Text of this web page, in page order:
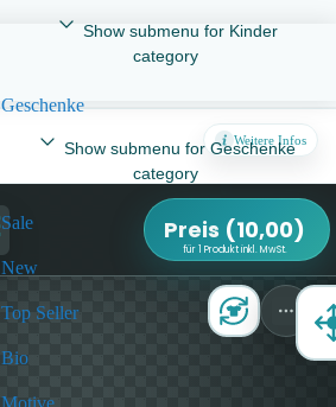
Show submenu for Kinder
category
Geschenke
Show submenu for Geschenke
category
Sale
New
Top Seller
Bio
Motive
Weitere Infos
Preis (10,00)
für 1 Produkt inkl. MwSt.